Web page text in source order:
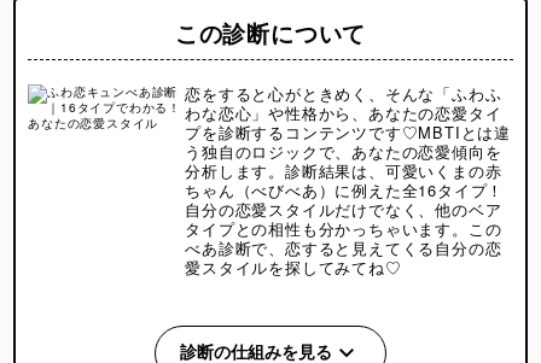
この診断について
恋をすると心がときめく、そんな「ふわふ
わな恋心」や性格から、あなたの恋愛タイ
プを診断するコンテンツです♡MBTIとは違
う独自のロジックで、あなたの恋愛傾向を
分析します。診断結果は、可愛いくまの赤
ちゃん（べびべあ）に例えた全16タイプ！
自分の恋愛スタイルだけでなく、他のベア
タイプとの相性も分かっちゃいます。この
べあ診断で、恋すると見えてくる自分の恋
愛スタイルを探してみてね♡
べあ診断とは？
診断の仕組みを見る